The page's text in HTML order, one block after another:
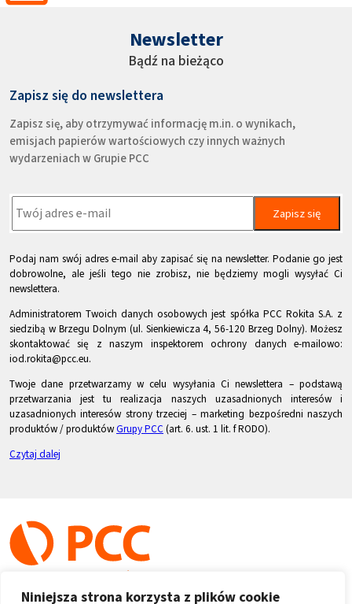
Niniejsza strona korzysta z plików cookie
Newsletter
Bądź na bieżąco
Zapisz się do newslettera
Zapisz się, aby otrzymywać informację m.in. o wynikach,
emisjach papierów wartościowych czy innych ważnych
wydarzeniach w Grupie PCC
Zapisz się
Podaj nam swój adres e-mail aby zapisać się na newsletter. Podanie go jest
dobrowolne, ale jeśli tego nie zrobisz, nie będziemy mogli wysyłać Ci
newslettera.
Administratorem Twoich danych osobowych jest spółka PCC Rokita S.A. z
siedzibą w Brzegu Dolnym (ul. Sienkiewicza 4, 56-120 Brzeg Dolny). Możesz
skontaktować się z naszym inspektorem ochrony danych e-mailowo:
iod.rokita@pcc.eu.
Twoje dane przetwarzamy w celu wysyłania Ci newslettera – podstawą
przetwarzania jest tu realizacja naszych uzasadnionych interesów i
uzasadnionych interesów strony trzeciej – marketing bezpośredni naszych
produktów / produktówGrupy PCC (art. 6. ust. 1 lit. f RODO).
Czytaj dalej